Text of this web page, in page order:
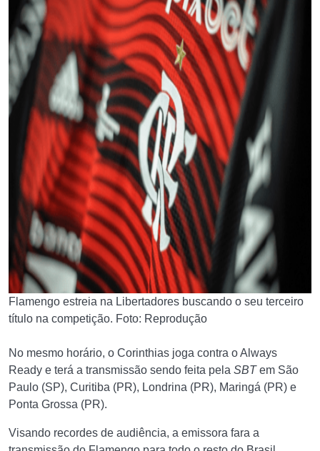
Flamengo estreia na Libertadores buscando o seu terceiro
título na competição. Foto: Reprodução
No mesmo horário, o Corinthias joga contra o Always
Ready e terá a transmissão sendo feita pela SBTem São
Paulo (SP), Curitiba (PR), Londrina (PR), Maringá (PR) e
Ponta Grossa (PR).
Visando recordes de audiência, a emissora fara a